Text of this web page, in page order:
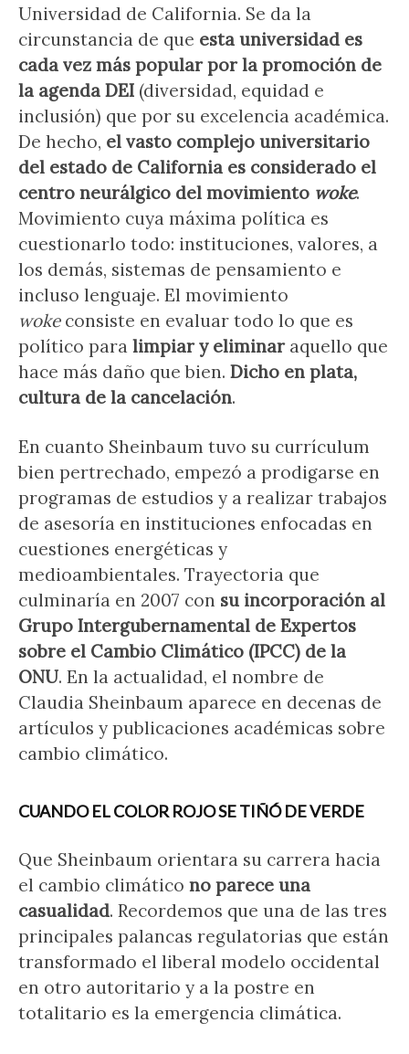
Universidad de California. Se da la
circunstancia de que esta universidad es
cada vez más popular por la promoción de
la agenda DEI (diversidad, equidad e
inclusión) que por su excelencia académica.
De hecho, el vasto complejo universitario
del estado de California es considerado el
centro neurálgico del movimiento woke.
Movimiento cuya máxima política es
cuestionarlo todo: instituciones, valores, a
los demás, sistemas de pensamiento e
incluso lenguaje. El movimiento
wokeconsiste en evaluar todo lo que es
político para limpiar y eliminaraquello que
hace más daño que bien. Dicho en plata,
cultura de la cancelación.
En cuanto Sheinbaum tuvo su currículum
bien pertrechado, empezó a prodigarse en
programas de estudios y a realizar trabajos
de asesoría en instituciones enfocadas en
cuestiones energéticas y
medioambientales. Trayectoria que
culminaría en 2007 con su incorporación al
Grupo Intergubernamental de Expertos
sobre el Cambio Climático (IPCC) de la
ONU. En la actualidad, el nombre de
Claudia Sheinbaum aparece en decenas de
artículos y publicaciones académicas sobre
cambio climático.
CUANDO EL COLOR ROJO SE TIÑÓ DE VERDE
Que Sheinbaum orientara su carrera hacia
el cambio climático no parece una
casualidad. Recordemos que una de las tres
principales palancas regulatorias que están
transformado el liberal modelo occidental
en otro autoritario y a la postre en
totalitario es la emergencia climática.